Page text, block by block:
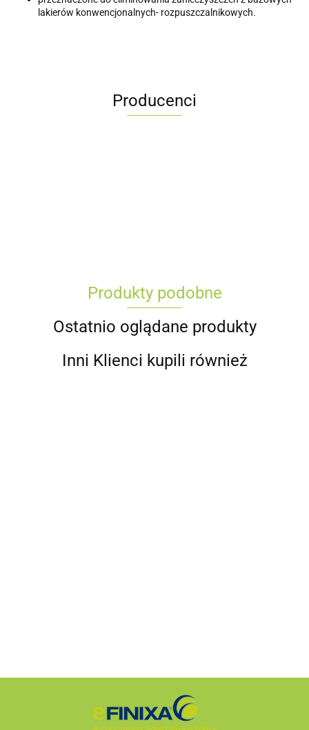
lakierów konwencjonalnych- rozpuszczalnikowych.
Producenci
Produkty podobne
Ostatnio oglądane produkty
Inni Klienci kupili również